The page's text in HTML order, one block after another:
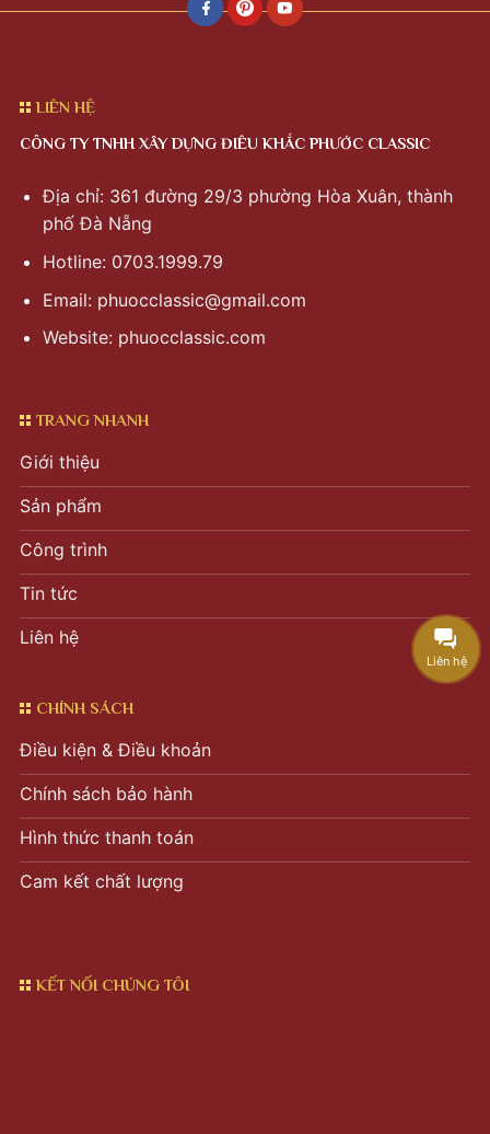
LIÊN HỆ
CÔNG TY TNHH XÂY DỰNG ĐIÊU KHẮC PHƯỚC CLASSIC
Địa chỉ: 361 đường 29/3 phường Hòa Xuân, thành
phố Đà Nẵng
Hotline: 0703.1999.79
Email: phuocclassic@gmail.com
Website: phuocclassic.com
TRANG NHANH
Giới thiệu
Sản phẩm
Công trình
Tin tức
Liên hệ
CHÍNH SÁCH
Điều kiện & Điều khoản
Chính sách bảo hành
Hình thức thanh toán
Cam kết chất lượng
KẾT NỐI CHÚNG TÔI
Liên hệ